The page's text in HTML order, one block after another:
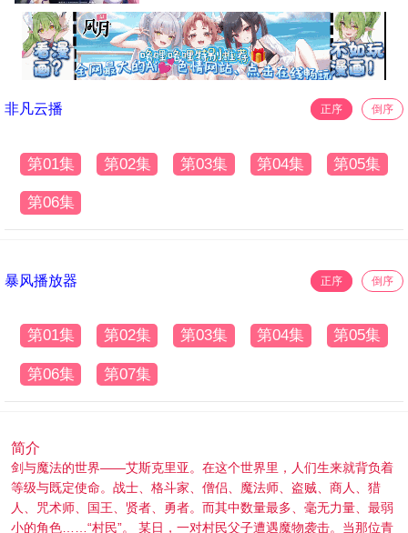
非凡云播 正序 倒序
第01集 第02集 第03集 第04集 第05集
第06集
暴风播放器 正序 倒序
第01集 第02集 第03集 第04集 第05集
第06集 第07集
简介
剑与魔法的世界——艾斯克里亚。在这个世界里，人们生来就背负着
等级与既定使命。战士、格斗家、僧侣、魔法师、盗贼、商人、猎
人、咒术师、国王、贤者、勇者。而其中数量最多、毫无力量、最弱
小的角色……“村民”。 某日，一对村民父子遭遇魔物袭击。当那位青